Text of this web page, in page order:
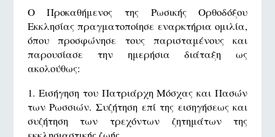
Ο Προκαθήμενος της Ρωσικής Ορθοδόξου
Εκκλησίας πραγματοποίησε εναρκτήρια ομιλία,
όπου προσφώνησε τους παρισταμένους και
παρουσίασε την ημερήσια διάταξη ως
ακολούθως:
1. Εισήγηση του Πατριάρχη Μόσχας και Πασών
των Ρωσσιών. Συζήτηση επί της εισηγήσεως και
συζήτηση των τρεχόντων ζητημάτων της